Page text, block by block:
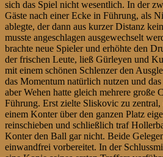
sich das Spiel nicht wesentlich. In der
Gäste nach einer Ecke in Führung, als
ablegte, der dann aus kurzer Distanz
musste angeschlagen ausgewechselt
brachte neue Spieler und erhöhte den
der frischen Leute, ließ Gürleyen und
mit einem schönen Schlenzer den
das Momentum natürlich nutzen und
aber Wehen hatte gleich mehrere große
Führung. Erst zielte Sliskovic zu zentral,
einem Konter über den ganzen Platz
reinschieben und schließlich traf
Konter den Ball gar nicht. Beide
einwandfrei vorbereitet. In der